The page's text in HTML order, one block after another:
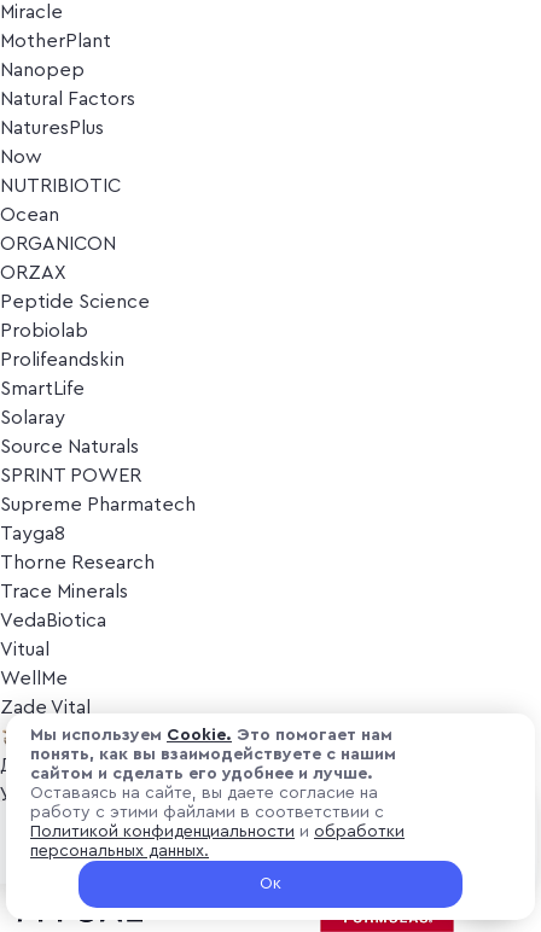
Miracle
MotherPlant
Nanopep
Natural Factors
NaturesPlus
Now
NUTRIBIOTIC
Ocean
ORGANICON
ORZAX
Peptide Science
Probiolab
Prolifeandskin
SmartLife
Solaray
Source Naturals
SPRINT POWER
Supreme Pharmatech
Tayga8
Thorne Research
Trace Minerals
VedaBiotica
Vitual
WellMe
Zade Vital
Косметика
Дезодоранты
Уход за лицом
Уход за телом
Популярные бренды
₽ 5 200
+ 156 ₽ витуальками
В корзину
Мы используем Cоokіе. Это помогает нам
понять, как вы взаимодействуете с нашим
сайтом и сделать его удобнее и лучше.
Оставаясь на сайте, вы даете согласие на
работу с этими файлами в соответствии с
Политикой конфиденциальности и обработки
персональных данных.
Ок